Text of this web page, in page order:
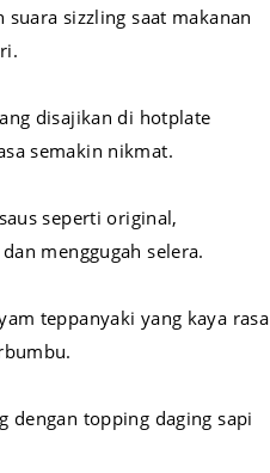
sizzling saat makanan
disajikan di hotplate
semakin nikmat.
seperti original,
menggugah selera.
teppanyaki yang kaya rasa
dengan topping daging sapi